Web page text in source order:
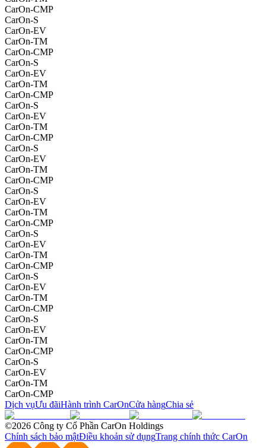
CarOn-CMP
CarOn-S
CarOn-EV
CarOn-TM
CarOn-CMP
CarOn-S
CarOn-EV
CarOn-TM
CarOn-CMP
CarOn-S
CarOn-EV
CarOn-TM
CarOn-CMP
CarOn-S
CarOn-EV
CarOn-TM
CarOn-CMP
CarOn-S
CarOn-EV
CarOn-TM
CarOn-CMP
CarOn-S
CarOn-EV
CarOn-TM
CarOn-CMP
CarOn-S
CarOn-EV
CarOn-TM
CarOn-CMP
CarOn-S
CarOn-EV
CarOn-TM
CarOn-CMP
CarOn-S
CarOn-EV
CarOn-TM
CarOn-CMP
Dịch vụƯu đãiHành trình CarOnCửa hàngChia sẻ
©2026 Công ty Cổ Phần CarOn Holdings
Chính sách bảo mậtĐiều khoản sử dụngTrang chính thức CarOn